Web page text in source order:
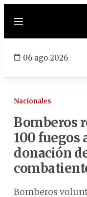
Menú
06 ago 2026
Nacionales
Bomberos
100 fuegos
donación
Bomberos